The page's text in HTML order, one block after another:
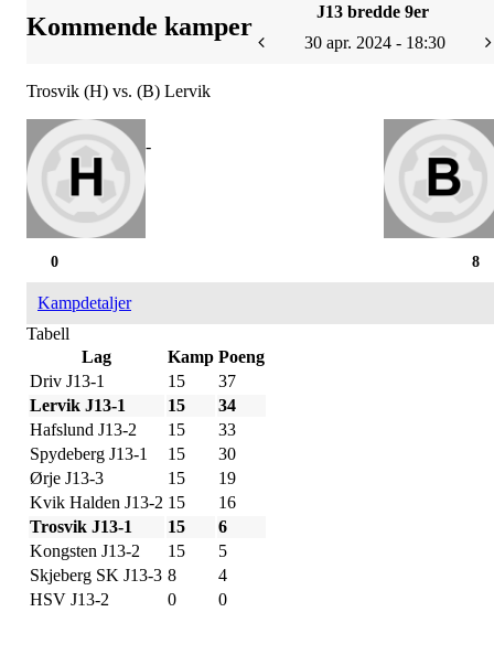
Kommende kamper
J13 bredde 9er
30 apr. 2024 - 18:30
Trosvik (H) vs. (B) Lervik
-
8
0
Kampdetaljer
Tabell
Lag
Kamp Poeng
Driv J13-1
15
37
Lervik J13-1
15
34
Hafslund J13-2
15
33
Spydeberg J13-1
15
30
Ørje J13-3
15
19
Kvik Halden J13-2 15
16
Trosvik J13-1
15
6
Kongsten J13-2
15
5
Skjeberg SK J13-3 8
4
HSV J13-2
0 0